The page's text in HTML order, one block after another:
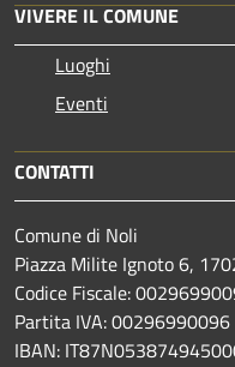
VIVERE IL COMUNE
Luoghi
Eventi
CONTATTI
Comune di Noli
Piazza Milite Ignoto 6,
Codice Fiscale:
Partita IVA: 00296990096
IBAN: